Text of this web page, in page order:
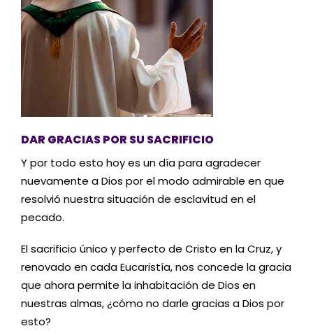
DAR GRACIAS POR SU SACRIFICIO
Y por todo esto hoy es un día para agradecer
nuevamente a Dios por el modo admirable en que
resolvió nuestra situación de esclavitud en el
pecado.
El sacrificio único y perfecto de Cristo en la Cruz, y
renovado en cada Eucaristía, nos concede la gracia
que ahora permite la inhabitación de Dios en
nuestras almas, ¿cómo no darle gracias a Dios por
esto?